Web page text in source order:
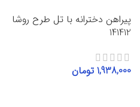
پیراهن دخترانه با تل طرح روشا
141412
1,938,000 تومان